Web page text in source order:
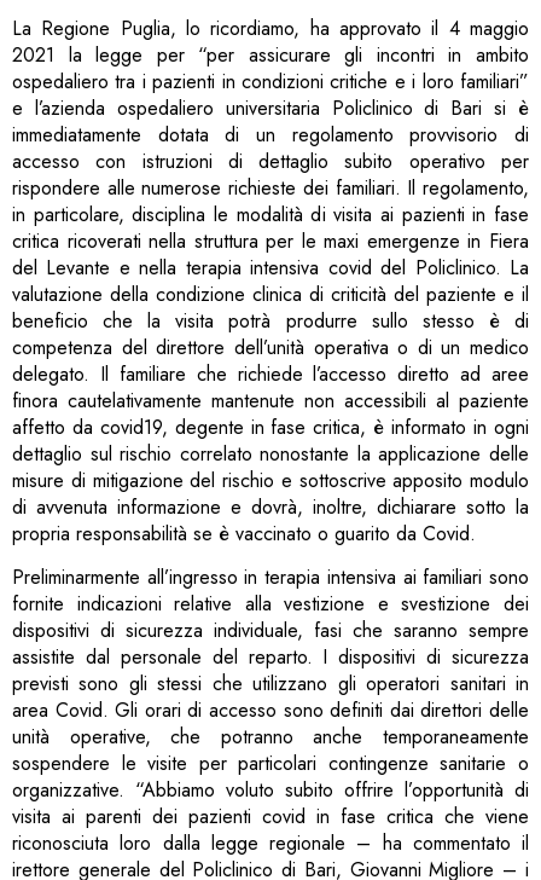
La Regione Puglia, lo ricordiamo, ha approvato il 4 maggio
2021 la legge per “per assicurare gli incontri in ambito
ospedaliero tra i pazienti in condizioni critiche e i loro familiari”
e l’azienda ospedaliero universitaria Policlinico di Bari si è
immediatamente dotata di un regolamento provvisorio di
accesso con istruzioni di dettaglio subito operativo per
rispondere alle numerose richieste dei familiari. Il regolamento,
in particolare, disciplina le modalità di visita ai pazienti in fase
critica ricoverati nella struttura per le maxi emergenze in Fiera
del Levante e nella terapia intensiva covid del Policlinico. La
valutazione della condizione clinica di criticità del paziente e il
beneficio che la visita potrà produrre sullo stesso è di
competenza del direttore dell’unità operativa o di un medico
delegato. Il familiare che richiede l’accesso diretto ad aree
finora cautelativamente mantenute non accessibili al paziente
affetto da covid19, degente in fase critica, è informato in ogni
dettaglio sul rischio correlato nonostante la applicazione delle
misure di mitigazione del rischio e sottoscrive apposito modulo
di avvenuta informazione e dovrà, inoltre, dichiarare sotto la
propria responsabilità se è vaccinato o guarito da Covid.
Preliminarmente all’ingresso in terapia intensiva ai familiari sono
fornite indicazioni relative alla vestizione e svestizione dei
dispositivi di sicurezza individuale, fasi che saranno sempre
assistite dal personale del reparto. I dispositivi di sicurezza
previsti sono gli stessi che utilizzano gli operatori sanitari in
area Covid. Gli orari di accesso sono definiti dai direttori delle
unità operative, che potranno anche temporaneamente
sospendere le visite per particolari contingenze sanitarie o
organizzative. “Abbiamo voluto subito offrire l’opportunità di
visita ai parenti dei pazienti covid in fase critica che viene
riconosciuta loro dalla legge regionale – ha commentato il
irettore generale del Policlinico di Bari, Giovanni Migliore – i